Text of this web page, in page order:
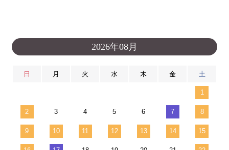
2026年08月
日 月 火 水 木 金 土
1
2 3 4 5 6 7 8
9 10 11 12 13 14 15